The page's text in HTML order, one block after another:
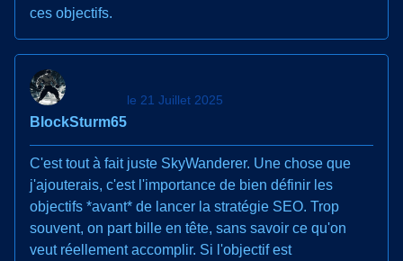
ces objectifs.
BlockSturm65
le 21 Juillet 2025
C'est tout à fait juste SkyWanderer. Une chose que
j'ajouterais, c'est l'importance de bien définir les
objectifs *avant* de lancer la stratégie SEO. Trop
souvent, on part bille en tête, sans savoir ce qu'on
veut réellement accomplir. Si l'objectif est